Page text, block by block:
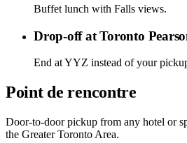
Buffet lunch with Falls views.
Drop-off at Toronto
End at YYZ instead of your
Point de rencontre
Door-to-door pickup from any hotel or
the Greater Toronto Area.